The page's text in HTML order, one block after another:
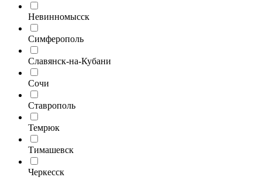
Невинномысск
Симферополь
Славянск-на-Кубани
Сочи
Ставрополь
Темрюк
Тимашевск
Черкесск